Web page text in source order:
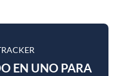
EN UNO PARA